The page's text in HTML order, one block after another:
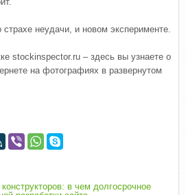
неудачи, и новом эксперименте.
stockinspector.ru – здесь вы узнаете о
на фотографиях в развернутом
в чем долгосрочное